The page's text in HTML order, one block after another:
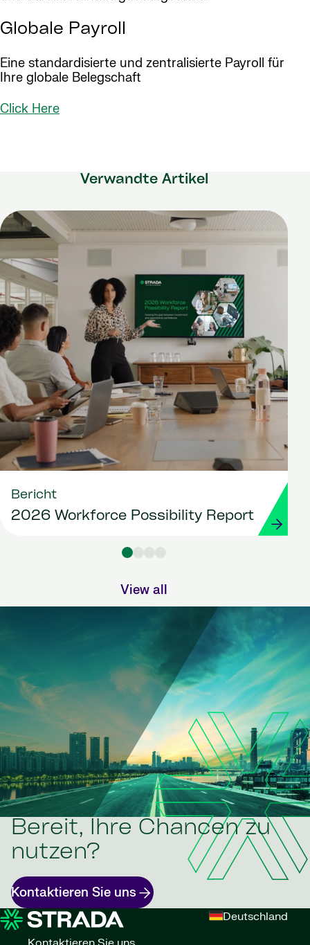
Globale Payroll
Eine standardisierte und zentralisierte Payroll für
Ihre globale Belegschaft
Click Here
Verwandte Artikel
Bericht
2026 Workforce Possibility Report
View all
Bereit, Ihre Chancen zu
nutzen?
Kontaktieren Sie uns
Deutschland